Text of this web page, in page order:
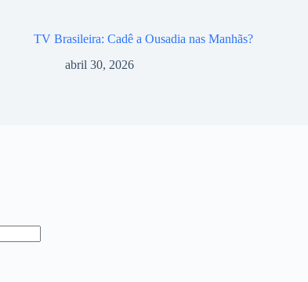
TV Brasileira: Cadê a Ousadia nas Manhãs?
abril 30, 2026